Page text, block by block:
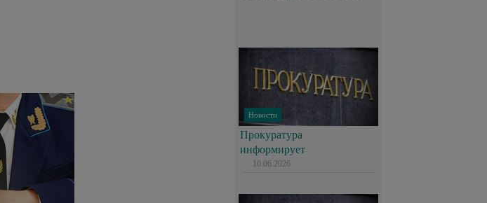
Новости
Прокуратура
информирует
10.06.2026